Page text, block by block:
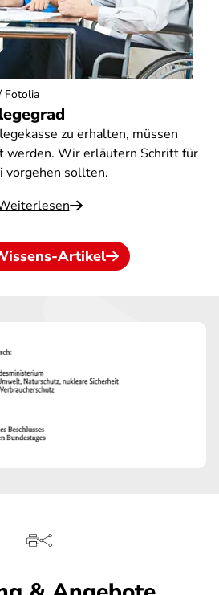
zu erhalten, müssen
werden. Wir erläutern Schritt für
vorgehen sollten.
Fotolia
Artikel